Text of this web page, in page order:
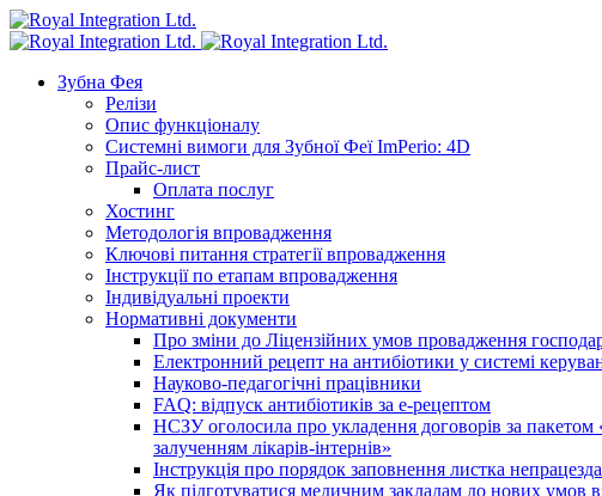
Зубна Фея
Релізи
Опис функціоналу
Системні вимоги для Зубної Феї ImPerio: 4D
Прайс-лист
Оплата послуг
Хостинг
Методологія впровадження
Ключові питання стратегії впровадження
Інструкції по етапам впровадження
Індивідуальні проекти
Нормативні документи
Про зміни до Ліцензійних умов провадження
Електронний рецепт на антибіотики у системі
Науково-педагогічні працівники
FAQ: відпуск антибіотиків за е-рецептом
НСЗУ оголосила про укладення договорів за пакетом
залученням лікарів-інтернів»
Інструкція про порядок заповнення листка
Як підготуватися медичним закладам до нових умов